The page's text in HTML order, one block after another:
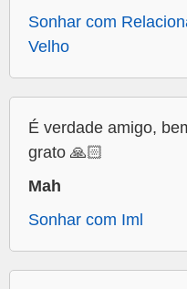
Sonhar com
Velho
É verdade amigo,
grato 🙏🏻
Mah
Sonhar com Iml